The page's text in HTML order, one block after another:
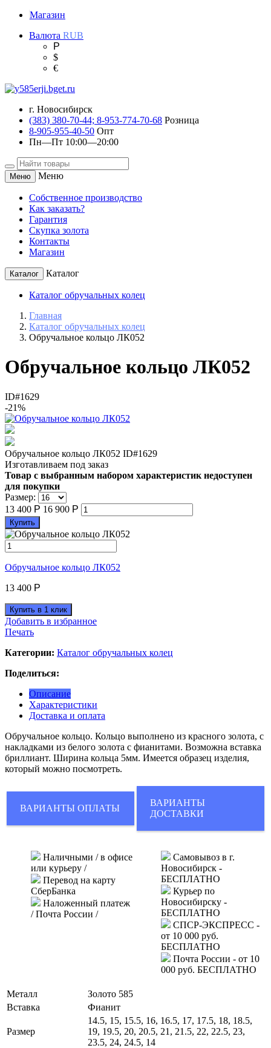
Магазин
Валюта RUB
Р
$
€
г. Новосибирск
(383) 380-70-44; 8-953-774-70-68 Розница
8-905-955-40-50 Опт
Пн—Пт 10:00—20:00
Меню Меню
Собственное производство
Как заказать?
Гарантия
Скупка золота
Контакты
Магазин
Каталог Каталог
Каталог обручальных колец
Главная
Каталог обручальных колец
Обручальное кольцо ЛК052
Обручальное кольцо ЛК052
ID#1629
-21%
Обручальное кольцо ЛК052 ID#1629
Изготавливаем под заказ
Товар с выбранным набором характеристик недоступен
для покупки
Размер:
13 400 Р 16 900 Р
Купить
Обручальное кольцо ЛК052
13 400 Р
Добавить в избранное
Печать
Категории: Каталог обручальных колец
Поделиться:
Описание
Характеристики
Доставка и оплата
Обручальное кольцо. Кольцо выполнено из красного золота, с
накладками из белого золота с фианитами. Возможна вставка
бриллиант. Ширина кольца 5мм. Имеется образец изделия,
который можно посмотреть.
ВАРИАНТЫ ОПЛАТЫ
ВАРИАНТЫ
ДОСТАВКИ
Наличными / в офисе
или курьеру /
Перевод на карту
СберБанка
Наложенный платеж
/ Почта России /
Самовывоз в г.
Новосибирск -
БЕСПЛАТНО
Курьер по
Новосибирску -
БЕСПЛАТНО
СПСР-ЭКСПРЕСС -
от 10 000 руб.
БЕСПЛАТНО
Почта России - от 10
000 руб. БЕСПЛАТНО
Металл
Золото 585
Вставка
Фианит
Размер
14.5, 15, 15.5, 16, 16.5, 17, 17.5, 18, 18.5,
19, 19.5, 20, 20.5, 21, 21.5, 22, 22.5, 23,
23.5, 24, 24.5, 14